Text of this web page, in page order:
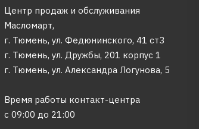
Центр продаж и обслуживания
Масломарт,
г. Тюмень, ул. Федюнинского, 41 ст3
г. Тюмень, ул. Дружбы, 201 корпус 1
г. Тюмень, ул. Александра Логунова, 5
Время работы контакт-центра
с 09:00 до 21:00